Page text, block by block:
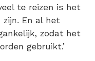
te reizen is het
En al het
zodat het
gebruikt.’